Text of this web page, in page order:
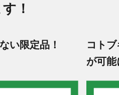
！
い限定品！
コト
が可能